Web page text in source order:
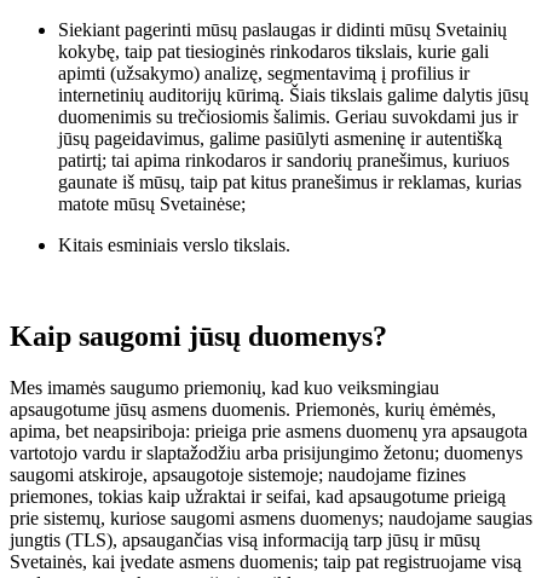
Siekiant pagerinti mūsų paslaugas ir didinti mūsų Svetainių
kokybę, taip pat tiesioginės rinkodaros tikslais, kurie gali
apimti (užsakymo) analizę, segmentavimą į profilius ir
internetinių auditorijų kūrimą. Šiais tikslais galime dalytis jūsų
duomenimis su trečiosiomis šalimis. Geriau suvokdami jus ir
jūsų pageidavimus, galime pasiūlyti asmeninę ir autentišką
patirtį; tai apima rinkodaros ir sandorių pranešimus, kuriuos
gaunate iš mūsų, taip pat kitus pranešimus ir reklamas, kurias
matote mūsų Svetainėse;
Kitais esminiais verslo tikslais.
Kaip saugomi jūsų duomenys?
Mes imamės saugumo priemonių, kad kuo veiksmingiau
apsaugotume jūsų asmens duomenis. Priemonės, kurių ėmėmės,
apima, bet neapsiriboja: prieiga prie asmens duomenų yra apsaugota
vartotojo vardu ir slaptažodžiu arba prisijungimo žetonu; duomenys
saugomi atskiroje, apsaugotoje sistemoje; naudojame fizines
priemones, tokias kaip užraktai ir seifai, kad apsaugotume prieigą
prie sistemų, kuriose saugomi asmens duomenys; naudojame saugias
jungtis (TLS), apsaugančias visą informaciją tarp jūsų ir mūsų
Svetainės, kai įvedate asmens duomenis; taip pat registruojame visą